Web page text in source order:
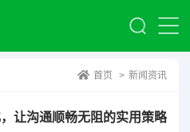
首页 > 新闻资讯
让沟通顺畅无阻的实用策略